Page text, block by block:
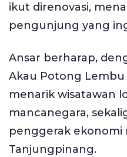
ikut direnovasi,
pengunjung yang
Ansar berharap,
Akau Potong Lembu
menarik wisatawan
mancanegara,
penggerak ekonomi
Tanjungpinang.